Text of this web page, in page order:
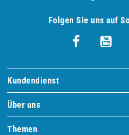
Folgen Sie uns auf
Kundendienst
Über uns
Themen